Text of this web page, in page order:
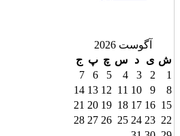
آگوست 2026
ش ی د س چ پ ج
1
2
3
4
5
6
7
8
9
10
11
12
13
14
15
16
17
18
19
20
21
22
23
24
25
26
27
28